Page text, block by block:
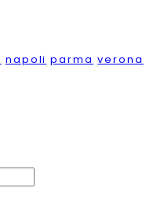
napoli parma verona